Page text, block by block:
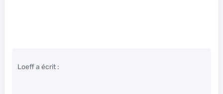
Loeff a écrit :